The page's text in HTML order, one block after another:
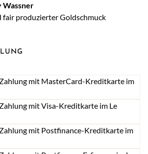
Wassner
fair produzierter Goldschmuck